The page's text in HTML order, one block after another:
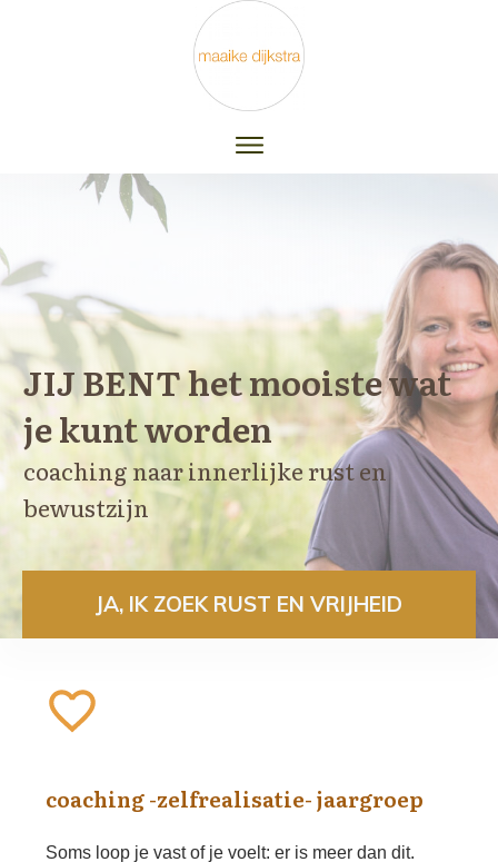
JIJ BENT het mooistewat
je kunt worden
coaching naar innerlijke rust en
bewustzijn
JA, IK ZOEK RUST EN VRIJHEID
coaching -zelfrealisatie- jaargroep
Soms loop je vast of je voelt: er is meer dan dit.